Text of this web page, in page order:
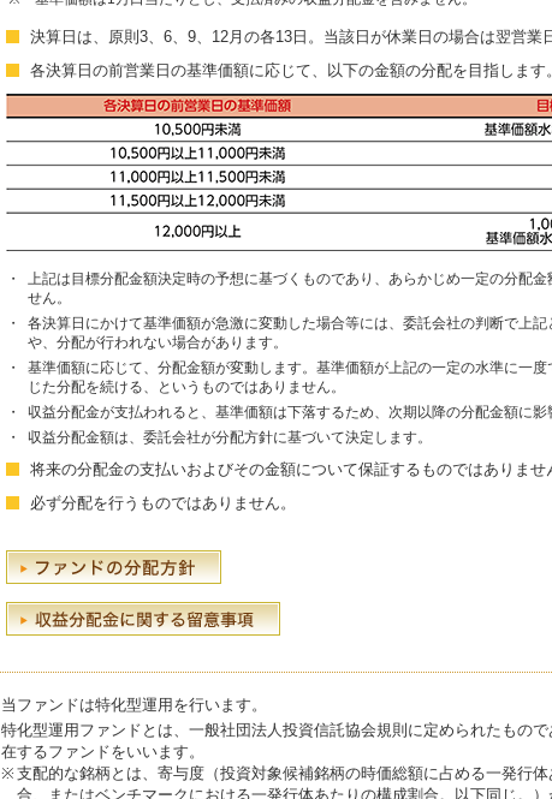
決算日は、原則3、6、9、12月の各13日。当該日が休業日の場合は翌営業
各決算日の前営業日の基準価額に応じて、以下の金額の分配を目指します。
・
上記は目標分配金額決定時の予想に基づくものであり、あらかじめ一定の分配金
せん。
・
各決算日にかけて基準価額が急激に変動した場合等には、委託会社の判断で上
や、分配が行われない場合があります。
・
基準価額に応じて、分配金額が変動します。基準価額が上記の一定の水準に一
じた分配を続ける、というものではありません。
・
収益分配金が支払われると、基準価額は下落するため、次期以降の分配金額に影
・
収益分配金額は、委託会社が分配方針に基づいて決定します。
将来の分配金の支払いおよびその金額について保証するものではありませ
必ず分配を行うものではありません。
当ファンドは特化型運用を行います。
特化型運用ファンドとは、一般社団法人投資信託協会規則に定められたもの
在するファンドをいいます。
※ 支配的な銘柄とは、寄与度（投資対象候補銘柄の時価総額に占める一発行
合、またはベンチマークにおける一発行体あたりの構成割合。以下同じ。